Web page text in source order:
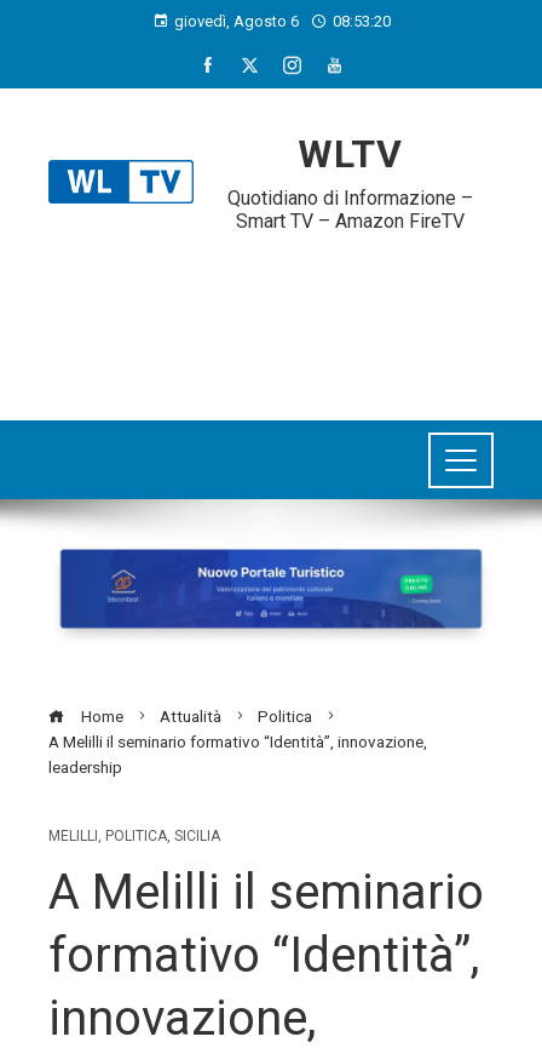
giovedì, Agosto 6 08:53:20
WLTV
Quotidiano di Informazione –
Smart TV – Amazon FireTV
Home Attualità
Politica
A Melilli il seminario formativo “Identità”, innovazione,
leadership
MELILLI , POLITICA, SICILIA
A Melilli il seminario
formativo “Identità”,
innovazione,